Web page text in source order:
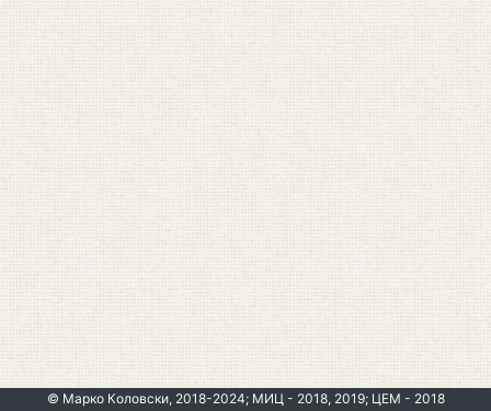
© Марко Коловски, 2018-2024; МИЦ - 2018, 2019; ЦЕМ - 2018